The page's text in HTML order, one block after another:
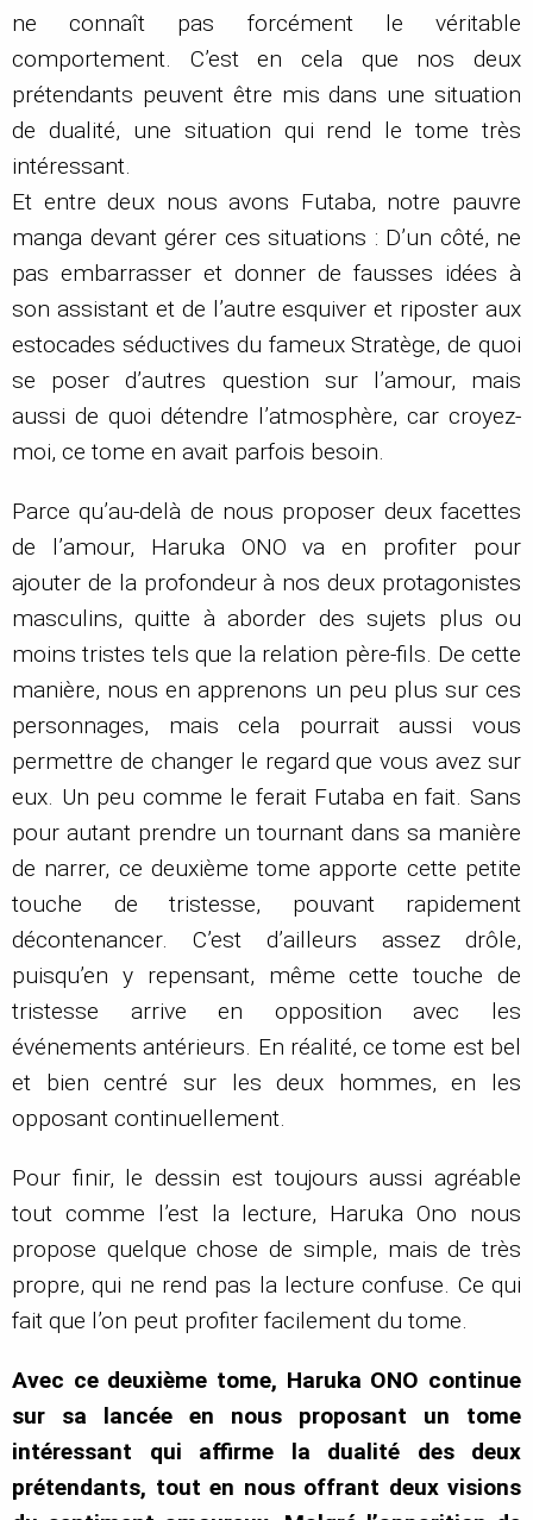
ne connaît pas forcément le véritable
comportement. C’est en cela que nos deux
prétendants peuvent être mis dans une situation
de dualité, une situation qui rend le tome très
intéressant.
Et entre deux nous avons Futaba, notre pauvre
manga devant gérer ces situations : D’un côté, ne
pas embarrasser et donner de fausses idées à
son assistant et de l’autre esquiver et riposter aux
estocades séductives du fameux Stratège, de quoi
se poser d’autres question sur l’amour, mais
aussi de quoi détendre l’atmosphère, car croyez-
moi, ce tome en avait parfois besoin.
Parce qu’au-delà de nous proposer deux facettes
de l’amour, Haruka ONO va en profiter pour
ajouter de la profondeur à nos deux protagonistes
masculins, quitte à aborder des sujets plus ou
moins tristes tels que la relation père-fils. De cette
manière, nous en apprenons un peu plus sur ces
personnages, mais cela pourrait aussi vous
permettre de changer le regard que vous avez sur
eux. Un peu comme le ferait Futaba en fait. Sans
pour autant prendre un tournant dans sa manière
de narrer, ce deuxième tome apporte cette petite
touche de tristesse, pouvant rapidement
décontenancer. C’est d’ailleurs assez drôle,
puisqu’en y repensant, même cette touche de
tristesse arrive en opposition avec les
événements antérieurs. En réalité, ce tome est bel
et bien centré sur les deux hommes, en les
opposant continuellement.
Pour finir, le dessin est toujours aussi agréable
tout comme l’est la lecture, Haruka Ono nous
propose quelque chose de simple, mais de très
propre, qui ne rend pas la lecture confuse. Ce qui
fait que l’on peut profiter facilement du tome.
Avec ce deuxième tome, Haruka ONO continue
sur sa lancée en nous proposant un tome
intéressant qui affirme la dualité des deux
prétendants, tout en nous offrant deux visions